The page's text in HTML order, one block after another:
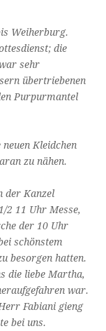
Weiherburg.
die
sehr
übertriebenen
Purpurmantel
Kleidchen
zu nähen.
der Kanzel
2 11 Uhr Messe,
der 10 Uhr
schönstem
besorgen hatten.
die liebe Martha,
war.
Fabiani gieng
bei uns.